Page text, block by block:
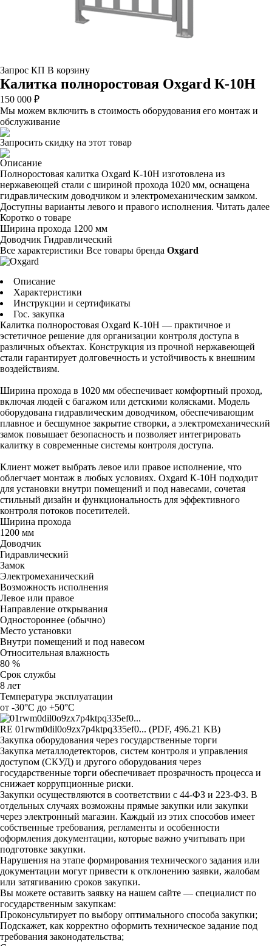
Запрос КП В корзину
Калитка полноростовая Oxgard К-10Н
150 000 ₽
Мы можем включить в стоимость оборудования его монтаж и
обслуживание
Запросить скидку на этот товар
Описание
Полноростовая калитка Oxgard К-10Н изготовлена из
нержавеющей стали с шириной прохода 1020 мм, оснащена
гидравлическим доводчиком и электромеханическим замком.
Доступны варианты левого и правого исполнения. Читать далее
Коротко о товаре
Ширина прохода 1200 мм
Доводчик Гидравлический
Все характеристики Все товары бренда Oxgard
Описание
Характеристики
Инструкции и сертификаты
Гос. закупка
Калитка полноростовая Oxgard К-10Н — практичное и
эстетичное решение для организации контроля доступа в
различных объектах. Конструкция из прочной нержавеющей
стали гарантирует долговечность и устойчивость к внешним
воздействиям.
Ширина прохода в 1020 мм обеспечивает комфортный проход,
включая людей с багажом или детскими колясками. Модель
оборудована гидравлическим доводчиком, обеспечивающим
плавное и бесшумное закрытие створки, а электромеханический
замок повышает безопасность и позволяет интегрировать
калитку в современные системы контроля доступа.
Клиент может выбрать левое или правое исполнение, что
облегчает монтаж в любых условиях. Oxgard К-10Н подходит
для установки внутри помещений и под навесами, сочетая
стильный дизайн и функциональность для эффективного
контроля потоков посетителей.
Ширина прохода
1200 мм
Доводчик
Гидравлический
Замок
Электромеханический
Возможность исполнения
Левое или правое
Направление открывания
Одностороннее (обычно)
Место установки
Внутри помещений и под навесом
Относительная влажность
80 %
Срок службы
8 лет
Температура эксплуатации
от -30°C до +50°C
RE 01rwm0dil0o9zx7p4ktpq335ef0... (PDF, 496.21 KB)
Закупка оборудования через государственные торги
Закупка металлодетекторов, систем контроля и управления
доступом (СКУД) и другого оборудования через
государственные торги обеспечивает прозрачность процесса и
снижает коррупционные риски.
Закупки осуществляются в соответствии с 44-ФЗ и 223-ФЗ. В
отдельных случаях возможны прямые закупки или закупки
через электронный магазин. Каждый из этих способов имеет
собственные требования, регламенты и особенности
оформления документации, которые важно учитывать при
подготовке закупки.
Нарушения на этапе формирования технического задания или
документации могут привести к отклонению заявки, жалобам
или затягиванию сроков закупки.
Вы можете оставить заявку на нашем сайте — специалист по
государственным закупкам:
Проконсультирует по выбору оптимального способа закупки;
Подскажет, как корректно оформить техническое задание под
требования законодательства;